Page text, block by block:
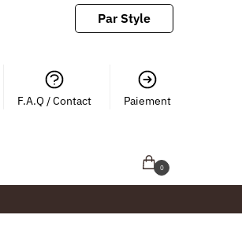
Par Style
F.A.Q / Contact Paiement
0